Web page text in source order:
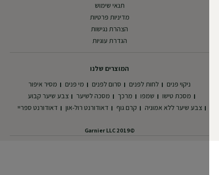
המוצרים שלנו
ניקוי פנים
לחות לפנים סרום לפנים מי פנים
מסיר איפור
מסכת טישו
שמפו מרכך מסכה לשיער
צבע שיער קבוע
צבע שיער ללא אמוניה
קרם גוף דאודורנט רול-און דאודורנט ספריי
תנאי שימוש
מדיניות פרטיות
הצהרת נגישות
הגדרת עוגיות